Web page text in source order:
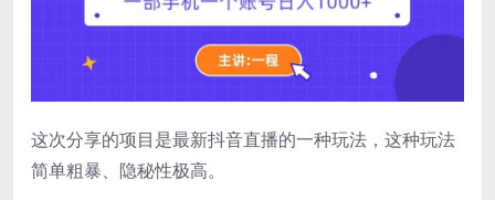
这次分享的项目是最新抖音直播的一种玩法，这种玩法
简单粗暴、隐秘性极高。